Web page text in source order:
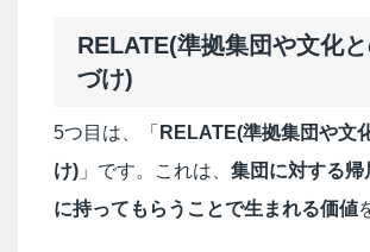
RELATE(準拠集団や文化
づけ)
5つ目は、「 RELATE(準拠集団や文
け) 」です。これは、 集団に対する帰
に持ってもらうことで生まれる価値